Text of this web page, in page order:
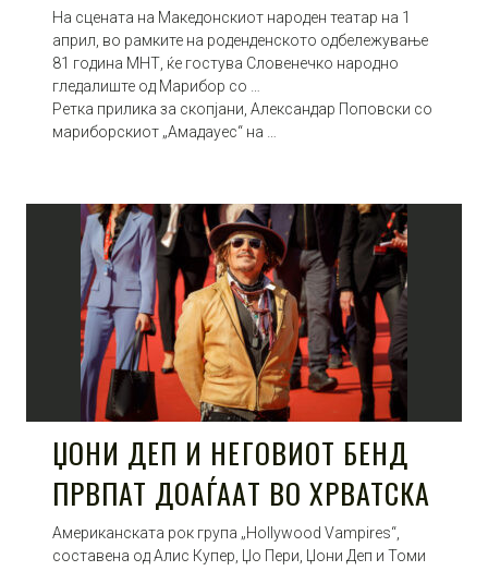
На сцената на Македонскиот народен театар на 1
април, во рамките на роденденското одбележување
81 година МНТ, ќе гостува Словенечко народно
гледалиште од Марибор со …
Ретка прилика за скопјани, Александар Поповски со
мариборскиот „Амадауес“ на …
ЏОНИ ДЕП И НЕГОВИОТ БЕНД
ПРВПАТ ДОАЃААТ ВО ХРВАТСКА
Американската рок група „Hollywood Vampires“,
составена од Алис Купер, Џо Пери, Џони Деп и Томи